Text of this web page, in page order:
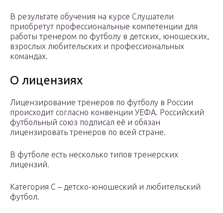
В результате обучения на курсе Слушатели
приобретут профессиональные компетенции для
работы тренером по футболу в детских, юношеских,
взрослых любительских и профессиональных
командах.
О лицензиях
Лицензирование тренеров по футболу в России
происходит согласно конвенции УЕФА. Российский
футбольный союз подписал её и обязан
лицензировать тренеров по всей стране.
В футболе есть несколько типов тренерских
лицензий.
Категория С – детско-юношеский и любительский
футбол.